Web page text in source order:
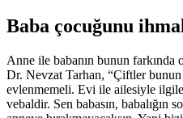
Baba çocuğunu
Anne ile babanın bunun farkında
Dr. Nevzat Tarhan, “Çiftler bunun
evlenmemeli. Evi ile ailesiyle
vebaldir. Sen babasın, babalığın